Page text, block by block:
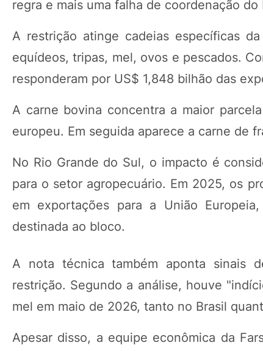
regra e mais uma falha de coordenação
A restrição atinge cadeias específicas
equídeos, tripas, mel, ovos e pescados.
responderam por US$ 1,848 bilhão das
A carne bovina concentra a maior
europeu. Em seguida aparece a carne de
No Rio Grande do Sul, o impacto é
para o setor agropecuário. Em 2025, os
em exportações para a União
destinada ao bloco.
A nota técnica também aponta sinais
restrição. Segundo a análise, houve
mel em maio de 2026, tanto no Brasil
Apesar disso, a equipe econômica da